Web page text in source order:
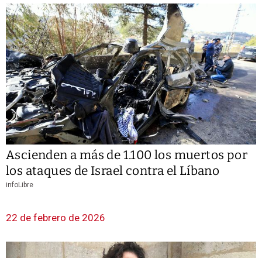
Ascienden a más de 1.100 los muertos por
los ataques de Israel contra el Líbano
infoLibre
22 de febrero de 2026